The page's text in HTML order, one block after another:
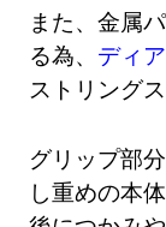
また、金属
る為、 ディ
ストリング
グリップ部
し重めの本